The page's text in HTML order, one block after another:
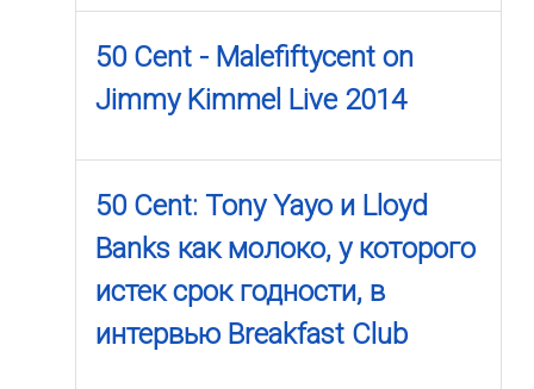
50 Cent - Malefiftycent on
Jimmy Kimmel Live 2014
50 Cent: Tony Yayo и Lloyd
Banks как молоко, у которого
истек срок годности, в
интервью Breakfast Club